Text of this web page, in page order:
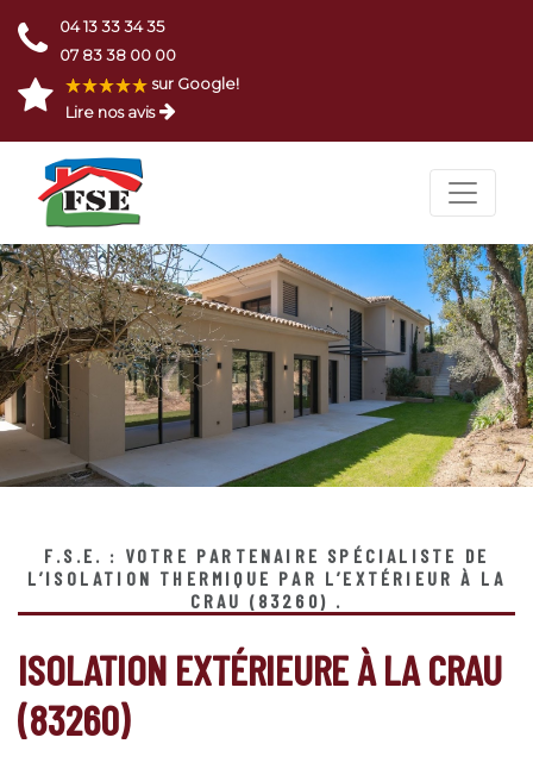
04 13 33 34 35
07 83 38 00 00
sur Google!
Lire nos avis
F.S.E. : VOTRE PARTENAIRE SPÉCIALISTE DE
L’ISOLATION THERMIQUE PAR L’EXTÉRIEUR À LA
CRAU (83260) .
ISOLATION EXTÉRIEURE À LA CRAU
(83260)